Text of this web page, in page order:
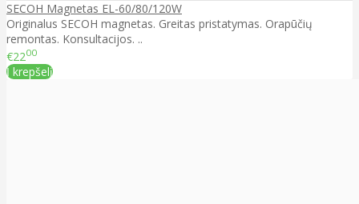
SECOH Magnetas EL-60/80/120W
Originalus SECOH magnetas. Greitas pristatymas. Orapūčių
remontas. Konsultacijos. ..
€2200
Į krepšelį